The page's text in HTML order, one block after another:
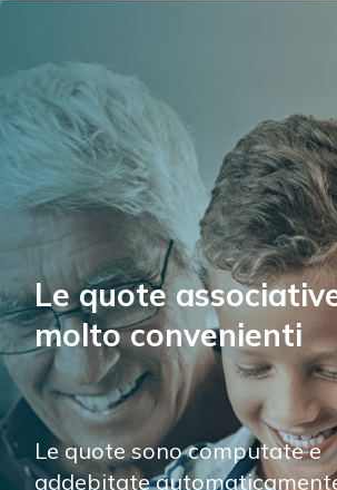
Le quote
molto convenienti
Le quote sono computate e
addebitate